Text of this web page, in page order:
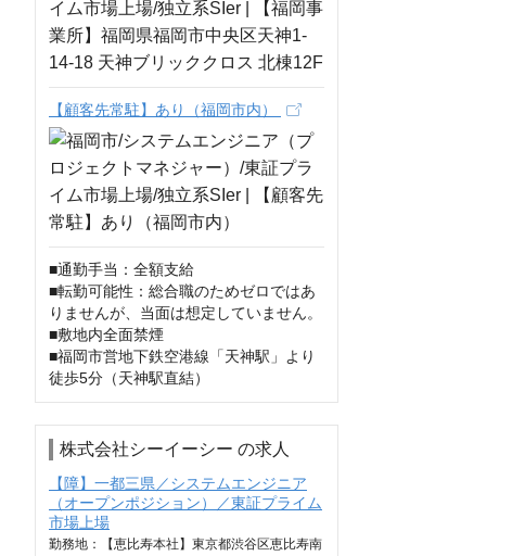
【顧客先常駐】あり（福岡市内）
■通勤手当：全額支給
■転勤可能性：総合職のためゼロではあ
りませんが、当面は想定していません。
■敷地内全面禁煙
■福岡市営地下鉄空港線「天神駅」より
徒歩5分（天神駅直結）
株式会社シーイーシー の求人
【障】一都三県／システムエンジニア
（オープンポジション）／東証プライム
市場上場
勤務地：【恵比寿本社】東京都渋谷区恵比寿南